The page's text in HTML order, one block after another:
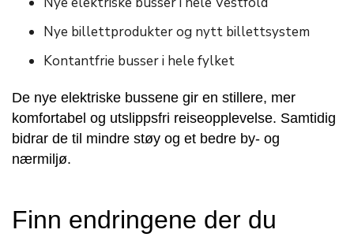
Nye billettprodukter og nytt billettsystem
Kontantfrie busser i hele fylket
De nye elektriske bussene gir en stillere, mer
komfortabel og utslippsfri reiseopplevelse. Samtidig
bidrar de til mindre støy og et bedre by- og
nærmiljø.
Finn endringene der du